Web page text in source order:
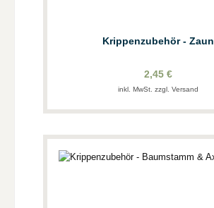
Krippenzubehör - Zaun
2,45 €
inkl. MwSt. zzgl. Versand